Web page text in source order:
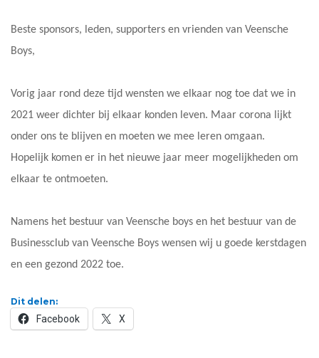
Beste sponsors, leden, supporters en vrienden van Veensche
Boys,
Vorig jaar rond deze tijd wensten we elkaar nog toe dat we in
2021 weer dichter bij elkaar konden leven. Maar corona lijkt
onder ons te blijven en moeten we mee leren omgaan.
Hopelijk komen er in het nieuwe jaar meer mogelijkheden om
elkaar te ontmoeten.
Namens het bestuur van Veensche boys en het bestuur van de
Businessclub van Veensche Boys wensen wij u goede kerstdagen
en een gezond 2022 toe.
Dit delen:
Facebook X